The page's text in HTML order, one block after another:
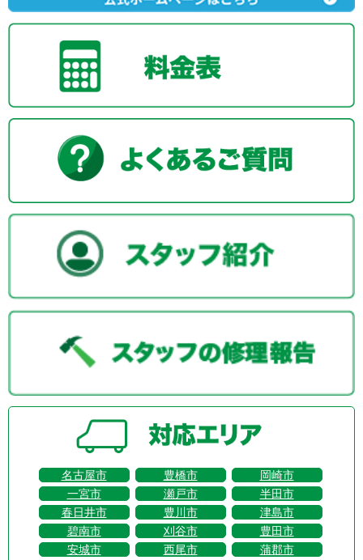
名古屋市 豊橋市
岡崎市
一宮市
瀬戸市
半田市
春日井市
豊川市
津島市
碧南市
刈谷市
豊田市
安城市
西尾市
蒲郡市